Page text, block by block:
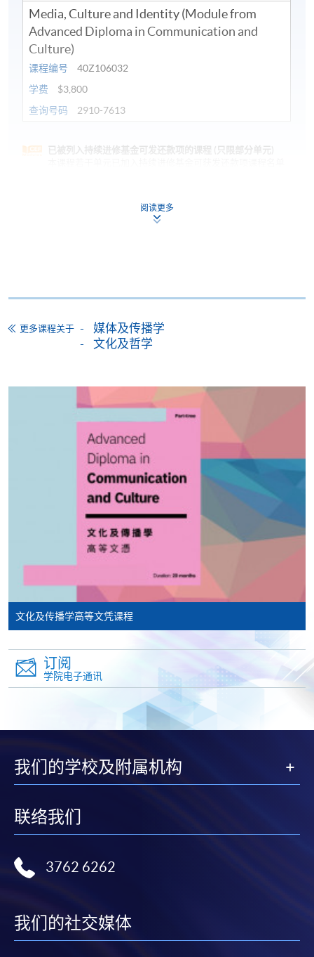
6
8 媒体、文化与身份认同 12
新媒体概论
120
本课程若干单元已加入持续进修基金可获发还款项课
文凭) 在资歴架构下获得认可(资歴架构第[4] 级)。
备注:
Media, Culture and Identity (Module from
Advanced Diploma in Communication and
Culture)
课程编号
40Z106032
学费
$3,800
查询号码
2910-7613
已被列入持续进修基金可发还款项的课程 (只限部分单元)
本课程在资歴架构下获得认可 (资歴架构第4级)
申请
1. 现金、「易办事」（EPS）、微信支付
(WeChat Pay) 或支付宝(Alipay)
申请人可亲临学院任何一所报名中心，以现金、「易
办事」、微信支付（WeChat Pay）或支付宝
（Alipay） 缴付学费。
2. 支票或银行本票
如以划线支票或银行本票缴付，抬头请注明「香港大
学专业进修学院」。支票背面请写上课程名称及申请
人姓名。 阁下可：
亲临学院各报名中心递交划线支票、报名表格及有关
或可将上述文件一并寄交各报名中心，信封上请注明
人资料概不负责。
申请人可亲临学院任何一所报名中心，以 VISA 或
Mastercard（包括「香港大学专业进修学院
Mastercard卡持有人，如报读课程满港币2,000元，可
4. 网上缴费服务
阅读更多
更多课程关于
媒体及传播学
文化及哲学
文化及传播学高等文凭课程
订阅
学院电子通讯
我们的学校及附属机构
联络我们
3762 6262
我们的社交媒体